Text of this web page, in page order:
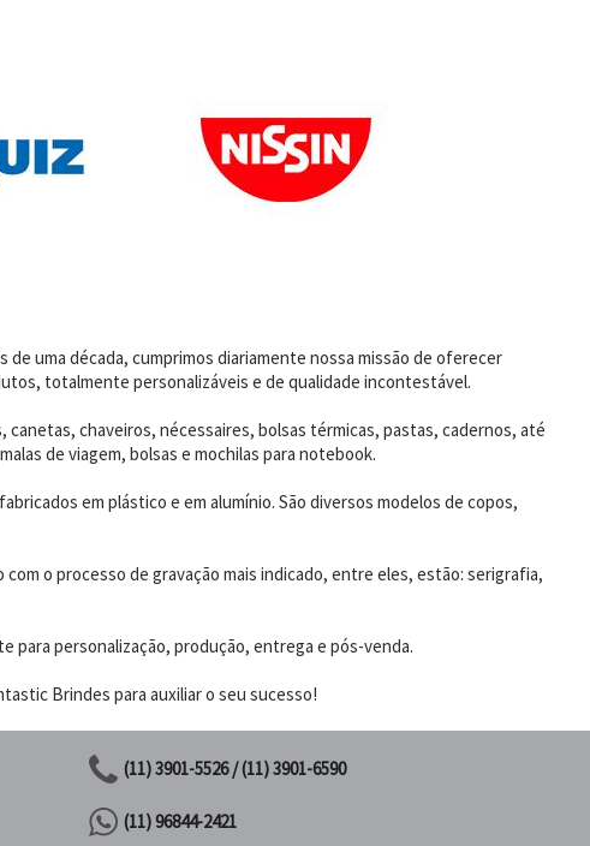
de uma década, cumprimos diariamente nossa missão de oferecer
totalmente personalizáveis e de qualidade incontestável.
chaveiros, nécessaires, bolsas térmicas, pastas, cadernos, até
de viagem, bolsas e mochilas para notebook.
em plástico e em alumínio. São diversos modelos de copos,
o processo de gravação mais indicado, entre eles, estão: serigrafia,
para personalização, produção, entrega e pós-venda.
Brindes para auxiliar o seu sucesso!
(11) 3901-5526 / (11) 3901-6590
(11) 96844-2421